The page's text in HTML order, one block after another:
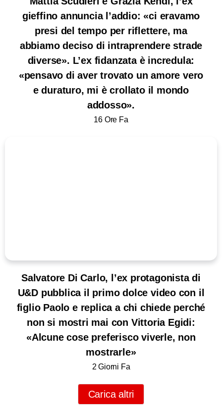
gieffino annuncia l’addio: «ci eravamo
presi del tempo per riflettere, ma
abbiamo deciso di intraprendere strade
diverse». L’ex fidanzata è incredula:
«pensavo di aver trovato un amore vero
e duraturo, mi è crollato il mondo
addosso».
16 Ore Fa
Salvatore Di Carlo, l’ex protagonista di
U&D pubblica il primo dolce video con il
figlio Paolo e replica a chi chiede perché
non si mostri mai con Vittoria Egidi:
«Alcune cose preferisco viverle, non
mostrarle»
2 Giorni Fa
Carica altri